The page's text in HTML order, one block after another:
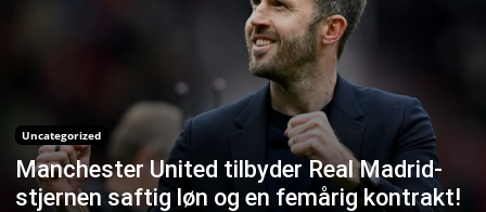
Uncategorized
Manchester United tilbyder Real Madrid-
stjernen saftig løn og en femårig kontrakt!